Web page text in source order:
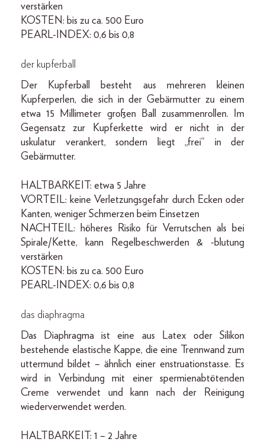
verstärken
KOSTEN: bis zu ca. 500 Euro
PEARL-INDEX: 0,6 bis 0,8
der kupferball
Der Kupferball besteht aus mehreren kleinen
Kupferperlen, die sich in der Gebärmutter zu einem
etwa 15 Millimeter großen Ball zusammenrollen. Im
Gegensatz zur Kupferkette wird er nicht in der
uskulatur verankert, sondern liegt „frei“ in der
Gebärmutter.
HALTBARKEIT: etwa 5 Jahre
VORTEIL: keine Verletzungsgefahr durch Ecken oder
Kanten, weniger Schmerzen beim Einsetzen
NACHTEIL: höheres Risiko für Verrutschen als bei
Spirale/Kette, kann Regelbeschwerden & -blutung
verstärken
KOSTEN: bis zu ca. 500 Euro
PEARL-INDEX: 0,6 bis 0,8
das diaphragma
Das Diaphragma ist eine aus Latex oder Silikon
bestehende elastische Kappe, die eine Trennwand zum
uttermund bildet – ähnlich einer enstruationstasse. Es
wird in Verbindung mit einer spermienabtötenden
Creme verwendet und kann nach der Reinigung
wiederverwendet werden.
HALTBARKEIT: 1 – 2 Jahre